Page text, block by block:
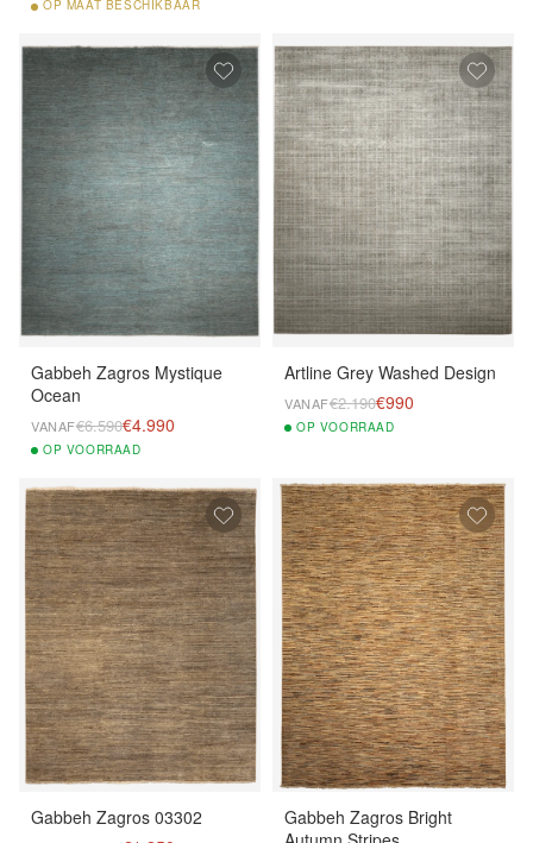
OP MAAT BESCHIKBAAR
Gabbeh Zagros Mystique
Ocean
VANAF€6.590€4.990
OP VOORRAAD
Artline Grey Washed Design
VANAF€2.190€990
OP VOORRAAD
Gabbeh Zagros 03302
Gabbeh Zagros Bright